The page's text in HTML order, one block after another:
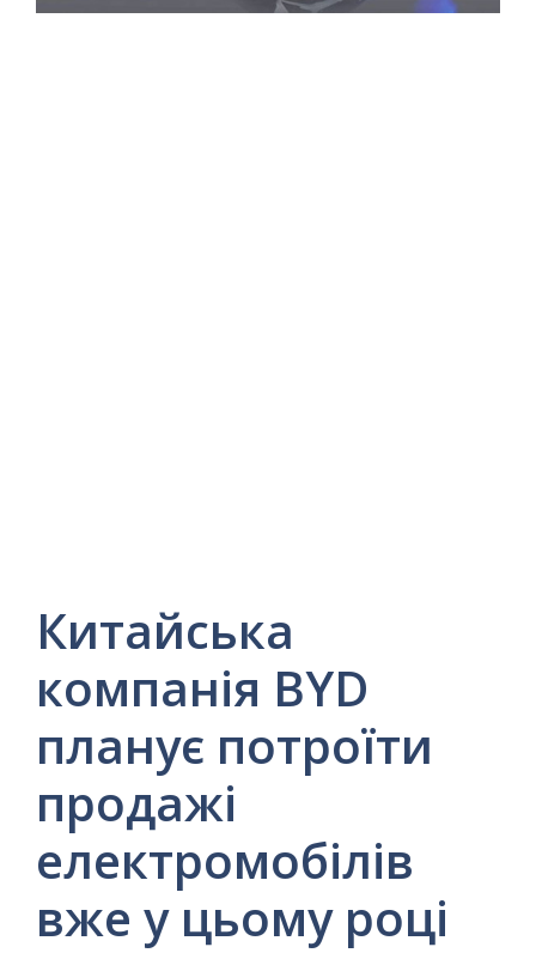
Китайська
компанія BYD
планує потроїти
продажі
електромобілів
вже у цьому році